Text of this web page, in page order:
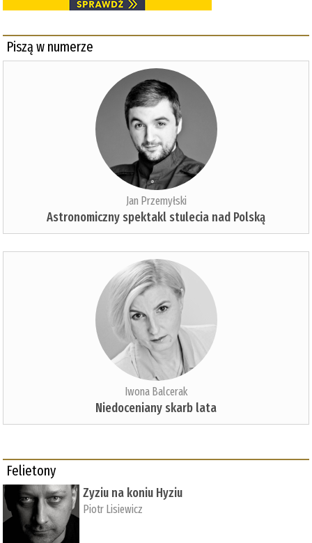
Piszą w numerze
Jan Przemyłski
Astronomiczny spektakl stulecia nad Polską
Iwona Balcerak
Niedoceniany skarb lata
Felietony
Zyziu na koniu Hyziu
Piotr Lisiewicz